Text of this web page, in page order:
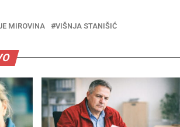
MIROVINA VIŠNJA STANIŠIĆ